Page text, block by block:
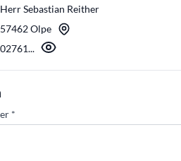
Herr Sebastian Reither
57462 Olpe
02761...
*